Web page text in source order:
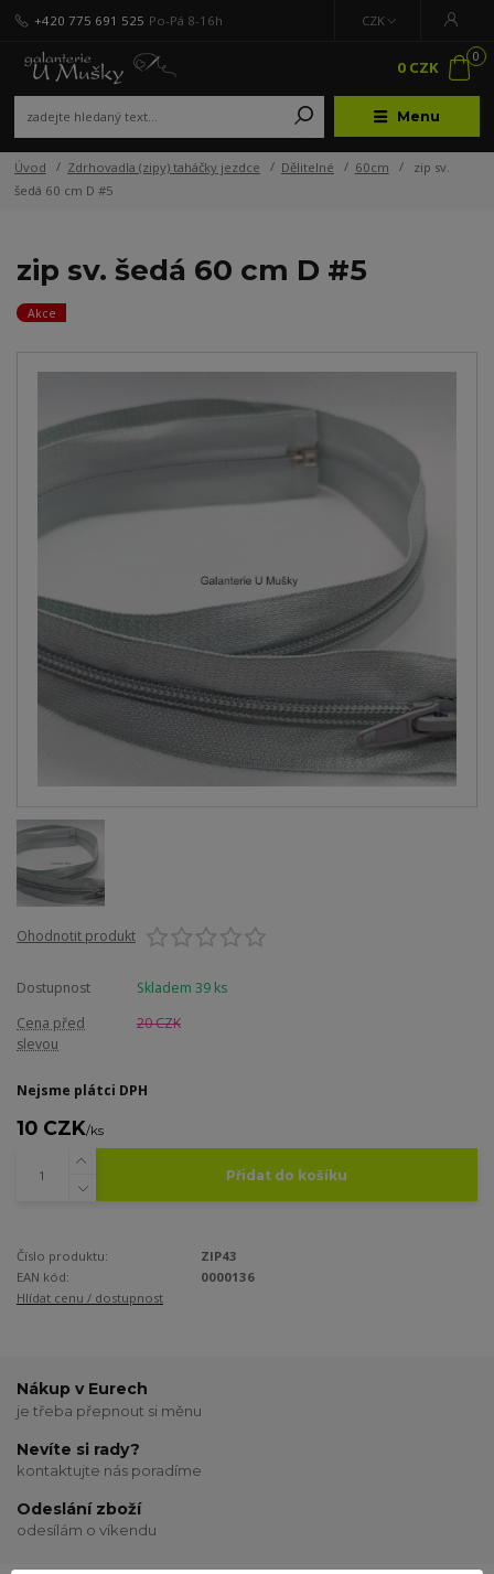
Menu
CZK
+420 775 691 525 Po-Pá 8-16h
0
0 CZK
Úvod Zdrhovadla (zipy) taháčky jezdce Dělitelné 60cm
zip sv.
šedá 60 cm D #5
zip sv. šedá 60 cm D #5
Akce
Ohodnotit produkt
Dostupnost
Skladem 39 ks
Cena před
slevou
20 CZK
Nejsme plátci DPH
10 CZK/ks
Přidat do košíku
Číslo produktu:
ZIP43
EAN kód:
0000136
Hlídat cenu / dostupnost
Nákup v Eurech
je třeba přepnout si měnu
Nevíte si rady?
kontaktujte nás poradíme
Odeslání zboží
odesílám o víkendu